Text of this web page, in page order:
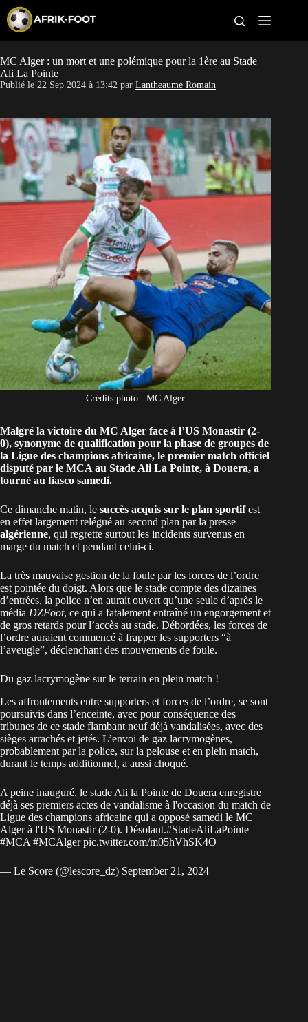
p
t
o
c
o
t
e
n
t
CAN féminine
Pays
Clubs
Classement
Paris sportifs
MC Alger : un mort et une polémique pour la 1ère au Stade
Ali La Pointe
Publié le 22 Sep 2024 à 13:42 par Lantheaume Romain
Crédits photo : MC Alger
Malgré la victoire du MC Alger face à l’US Monastir (2-
0), synonyme de qualification pour la phase de groupes de
la Ligue des champions africaine, le premier match officiel
disputé par le MCA au Stade Ali La Pointe, à Douera, a
tourné au fiasco samedi.
Ce dimanche matin, le succès acquis sur le plan sportifest
en effet largement relégué au second plan par la presse
algérienne, qui regrette surtout les incidents survenus en
marge du match et pendant celui-ci.
La très mauvaise gestion de la foule par les forces de l’ordre
est pointée du doigt. Alors que le stade compte des dizaines
d’entrées, la police n’en aurait ouvert qu’une seule d’après le
média DZFoot, ce qui a fatalement entraîné un engorgement et
de gros retards pour l’accès au stade. Débordées, les forces de
l’ordre auraient commencé à frapper les supporters “à
l’aveugle”, déclenchant des mouvements de foule.
Du gaz lacrymogène sur le terrain en plein match !
Les affrontements entre supporters et forces de l’ordre, se sont
poursuivis dans l’enceinte, avec pour conséquence des
tribunes de ce stade flambant neuf déjà vandalisées, avec des
sièges arrachés et jetés. L’envoi de gaz lacrymogènes,
probablement par la police, sur la pelouse et en plein match,
durant le temps additionnel, a aussi choqué.
A peine inauguré, le stade Ali la Pointe de Douera enregistre
déjà ses premiers actes de vandalisme à l'occasion du match de
Ligue des champions africaine qui a opposé samedi le MC
Alger à l'US Monastir (2-0). Désolant.#StadeAliLaPointe
#MCA #MCAlger pic.twitter.com/m05hVhSK4O
— Le Score (@lescore_dz) September 21, 2024